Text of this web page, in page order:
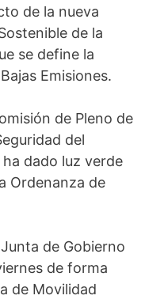
de la nueva
de la
se define la
Emisiones.
de Pleno de
del
dado luz verde
Ordenanza de
de Gobierno
de forma
de Movilidad